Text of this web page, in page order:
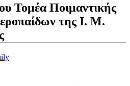
Τομέα Ποιμαντικής
της Ι. Μ.